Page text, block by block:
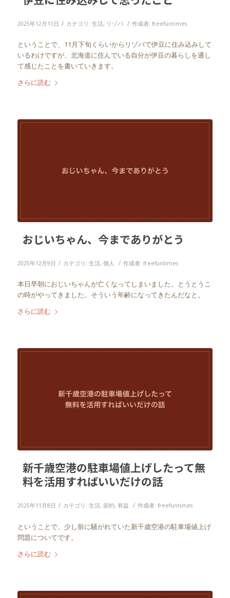
2025年12月11日 / カテゴリ: 生活, リゾバ / 作成者: freefuntimes
ということで、11月下旬くらいからリゾバで伊豆に住み込みして
いるわけですが、北海道に住んでいる自分が伊豆の暮らしを通し
て感じたことを書いていきます。
さらに読む
おじいちゃん、今までありがとう
2025年12月9日 / カテゴリ: 生活, 個人 / 作成者: freefuntimes
本日早朝におじいちゃんが亡くなってしまいました。とうとうこ
の時がやってきました。そういう年齢になってきたんだなと。
さらに読む
新千歳空港の駐車場値上げしたって無
料を活用すればいいだけの話
2025年11月8日 / カテゴリ: 生活, 節約, 有益 / 作成者: freefuntimes
ということで、少し前に騒がれていた新千歳空港の駐車場値上げ
問題についてです。
さらに読む